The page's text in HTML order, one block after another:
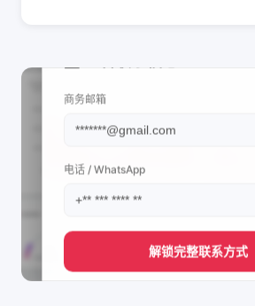
商务邮箱
电话 / WhatsApp
解锁完整联系方式